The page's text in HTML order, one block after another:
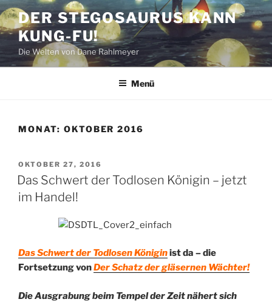
Zum
Inhalt
springen
DER STEGOSAURUS KANN
KUNG-FU!
Die Welten von Dane Rahlmeyer
Menü
MONAT: OKTOBER 2016
VERÖFFENTLICHT
AM
OKTOBER 27, 2016
Das Schwert der Todlosen Königin – jetzt
im Handel!
Das Schwert der Todlosen Königinist da – die
Fortsetzung vonDer Schatz der gläsernen Wächter!
Die Ausgrabung beim Tempel der Zeit nähert sich